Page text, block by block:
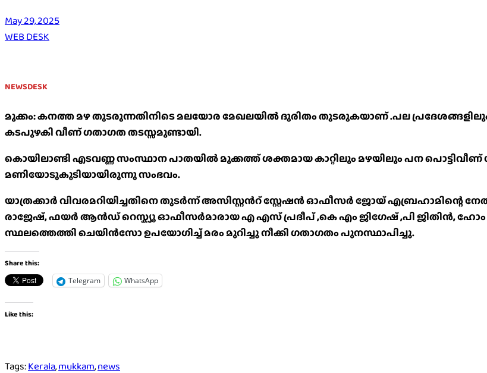
May 29, 2025
WEB DESK
NEWSDESK
മുക്കം: കനത്ത മഴ തുടരുന്നതിനിടെ മലയോര മേഖലയിൽ ദുരിതം തുടരുകയാണ് .പല
കടപുഴകി വീണ് ഗതാഗത തടസ്സമുണ്ടായി.
കൊയിലാണ്ടി എടവണ്ണ സംസ്ഥാന പാതയിൽ മുക്കത്ത് ശക്തമായ കാറ്റിലും മഴയിലും പന
മണിയോടുകൂടിയായിരുന്നു സംഭവം.
യാത്രക്കാർ വിവരമറിയിച്ചതിനെ തുടർന്ന് അസിസ്റ്റൻറ് സ്റ്റേഷൻ ഓഫീസർ ജോയ്
രാജേഷ്, ഫയർ ആൻഡ് റെസ്ക്യൂ ഓഫീസർമാരായ എ എസ് പ്രദീപ് ,കെ എം ജിഗേഷ് ,പി ജിതിൻ,
സ്ഥലത്തെത്തി ചെയിൻസോ ഉപയോഗിച്ച് മരം മുറിച്ചു നീക്കി ഗതാഗതം പുനസ്ഥാപിച്ചു.
Share this:
Telegram WhatsApp
Like this:
Tags:Kerala,mukkam,news